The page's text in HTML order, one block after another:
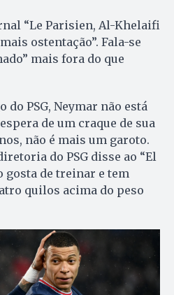
“Le Parisien, Al-Khelaifi
ostentação”. Fala-se
mais fora do que
do PSG, Neymar não está
de um craque de sua
não é mais um garoto.
do PSG disse ao “El
gosta de treinar e tem
quilos acima do peso